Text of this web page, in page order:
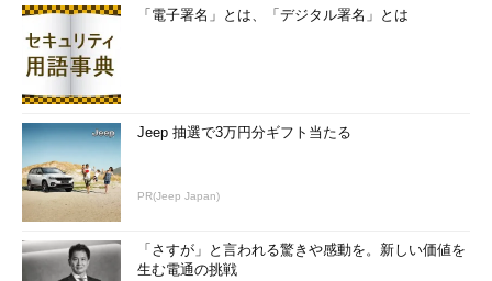
マシンをシャットダウン後、この状態でマスターの仮想ディスク
として、ほかの仮想マシンへコピーしたり、差分ディスクの親と
して利用したりすればよい。
「電子署名」とは、「デジタル署名」とは
Jeep 抽選で3万円分ギフト当たる
PR(Jeep Japan)
「さすが」と言われる驚きや感動を。新しい価値を
生む電通の挑戦